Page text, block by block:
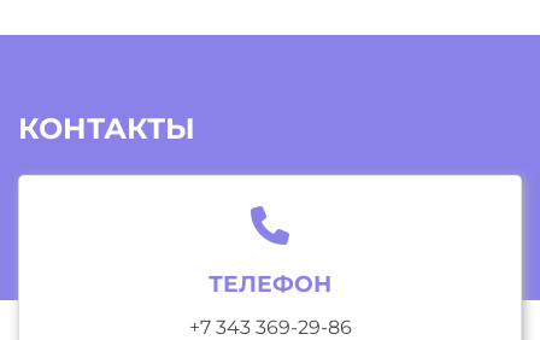
КОНТАКТЫ
ТЕЛЕФОН
+7 343 369-29-86